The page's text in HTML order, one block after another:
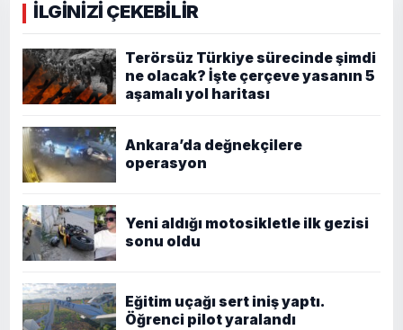
İLGİNİZİ ÇEKEBİLİR
Terörsüz Türkiye sürecinde şimdi
ne olacak? İşte çerçeve yasanın 5
aşamalı yol haritası
Ankara’da değnekçilere
operasyon
Yeni aldığı motosikletle ilk gezisi
sonu oldu
Eğitim uçağı sert iniş yaptı.
Öğrenci pilot yaralandı